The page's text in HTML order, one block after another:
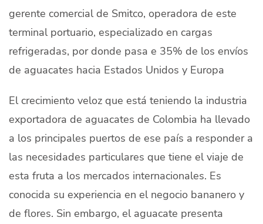
Quiénes Somos
Productores
Mercados
modo claro Español
gerente comercial de Smitco, operadora de este
terminal portuario, especializado en cargas
refrigeradas, por donde pasa e 35% de los envíos
de aguacates hacia Estados Unidos y Europa
El crecimiento veloz que está teniendo la industria
exportadora de aguacates de Colombia ha llevado
a los principales puertos de ese país a responder a
las necesidades particulares que tiene el viaje de
esta fruta a los mercados internacionales. Es
conocida su experiencia en el negocio bananero y
de flores. Sin embargo, el aguacate presenta